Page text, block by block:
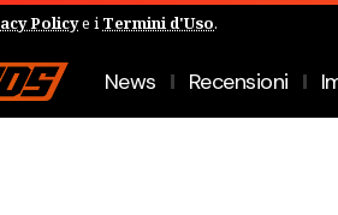
Policye i Termini d'Uso.
News Recensioni